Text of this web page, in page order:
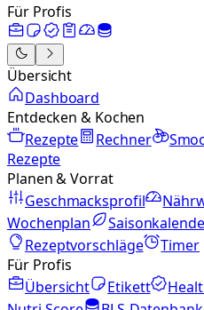
Für Profis
Übersicht
Dashboard
Entdecken & Kochen
Rezepte
Rechner
Rezepte
Planen & Vorrat
Geschmacksprofil
Wochenplan
Rezeptvorschläge
Timer
Für Profis
Übersicht
Etikett